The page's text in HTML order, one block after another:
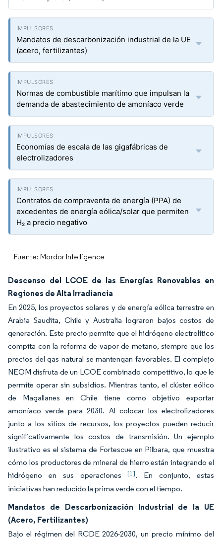
Mandatos de descarbonización industrial de la UE
(acero, fertilizantes)
Normas de combustible marítimo que impulsan la
demanda de abastecimiento de amoníaco verde
Economías de escala de las gigafábricas de
electrolizadores
Contratos de compraventa de energía (PPA) de
excedentes de energía eólica/solar que permiten
H₂ a precio negativo
Fuente: Mordor Intelligence
Descenso del LCOE de las Energías Renovables en
Regiones de Alta Irradiancia
En 2025, los proyectos solares y de energía eólica terrestre en
Arabia Saudita, Chile y Australia lograron bajos costos de
generación. Este precio permite que el hidrógeno electrolítico
compita con la reforma de vapor de metano, siempre que los
precios del gas natural se mantengan favorables. El complejo
NEOM disfruta de un LCOE combinado competitivo, lo que le
permite operar sin subsidios. Mientras tanto, el clúster eólico
de Magallanes en Chile tiene como objetivo exportar
amoníaco verde para 2030. Al colocar los electrolizadores
junto a los sitios de recursos, los proyectos pueden reducir
significativamente los costos de transmisión. Un ejemplo
ilustrativo es el sistema de Fortescue en Pilbara, que muestra
cómo los productores de mineral de hierro están integrando el
hidrógeno en sus operaciones[1]. En conjunto, estas
iniciativas han reducido la prima verde con el tiempo.
Mandatos de Descarbonización Industrial de la UE
(Acero, Fertilizantes)
Bajo el régimen del RCDE 2026-2030, un precio mínimo del